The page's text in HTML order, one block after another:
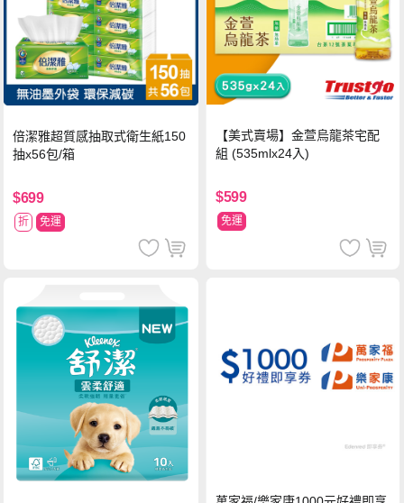
倍潔雅超質感抽取式衛生紙150
抽x56包/箱
$699
折 免運
【美式賣場】金萱烏龍茶宅配
組 (535mlx24入)
$599
免運